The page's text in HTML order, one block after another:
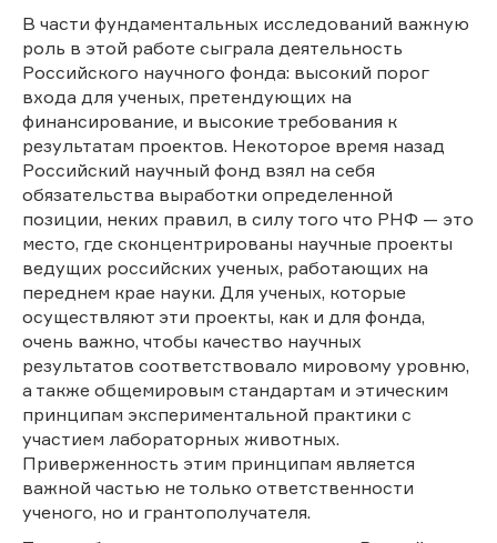
В части фундаментальных исследований важную
роль в этой работе сыграла деятельность
Российского научного фонда: высокий порог
входа для ученых, претендующих на
финансирование, и высокие требования к
результатам проектов. Некоторое время назад
Российский научный фонд взял на себя
обязательства выработки определенной
позиции, неких правил, в силу того что РНФ — это
место, где сконцентрированы научные проекты
ведущих российских ученых, работающих на
переднем крае науки. Для ученых, которые
осуществляют эти проекты, как и для фонда,
очень важно, чтобы качество научных
результатов соответствовало мировому уровню,
а также общемировым стандартам и этическим
принципам экспериментальной практики с
участием лабораторных животных.
Приверженность этим принципам является
важной частью не только ответственности
ученого, но и грантополучателя.